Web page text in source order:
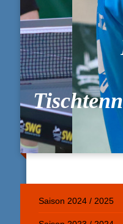
Saison 2024 / 2025